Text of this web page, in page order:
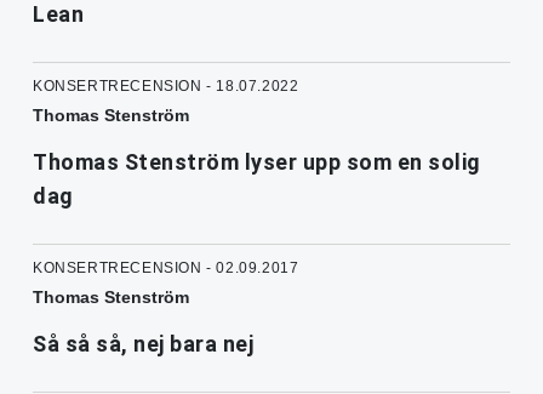
Lean
KONSERTRECENSION - 18.07.2022
Thomas Stenström
Thomas Stenström lyser upp som en solig
dag
KONSERTRECENSION - 02.09.2017
Thomas Stenström
Så så så, nej bara nej